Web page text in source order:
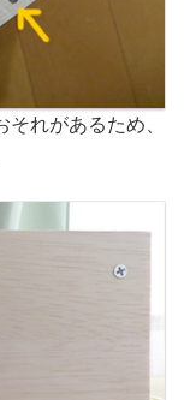
れがあるため、